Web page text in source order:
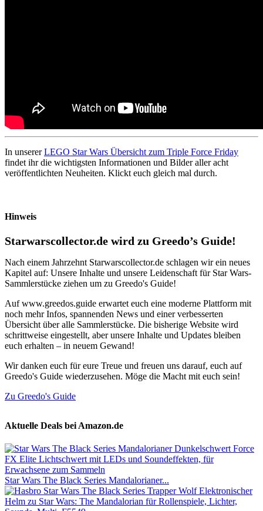
In unsererLEGO Star Wars Übersicht zum Triple Force Friday
findet ihr die wichtigsten Informationen und Bilder aller acht
veröffentlichten Neuheiten. Klickt euch gleich mal durch.
Hinweis
Starwarscollector.de wird zu Greedo’s Guide!
Nach einem Jahrzehnt Starwarscollector.de schlagen wir ein neues
Kapitel auf: Unsere Inhalte und unsere Leidenschaft für Star Wars-
Sammlerstücke ziehen um zu Greedo's Guide!
Auf www.greedos.guide erwartet euch eine moderne Plattform mit
noch mehr Infos, spannenden News und einer verbesserten
Übersicht über alle Sammlerstücke. Die bisherige Website wird
schrittweise eingestellt, aber unsere Inhalte und Updates bleiben
euch erhalten – in neuem Gewand!
Wir danken euch für eure Treue und freuen uns darauf, euch auf
Greedo's Guide wiederzusehen. Möge die Macht mit euch sein!
Zu Greedo's Guide
Aktuelle Deals bei Amazon.de
Star Wars The Black Series Mandalorianer...